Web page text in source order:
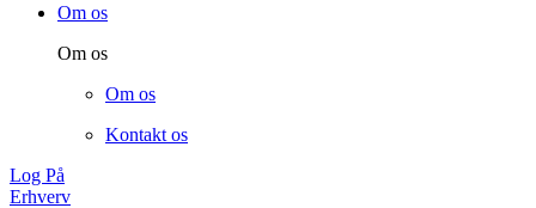
Om os
Om os
Om os
Kontakt os
Log På
Erhverv